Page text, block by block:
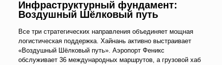
Инфраструктурный фундамент:
Воздушный Шёлковый путь
Все три стратегических направления объединяет мощная
логистическая поддержка. Хайнань активно выстраивает
«Воздушный Шёлковый путь». Аэропорт Феникс
обслуживает 36 международных маршрутов, а грузовой хаб